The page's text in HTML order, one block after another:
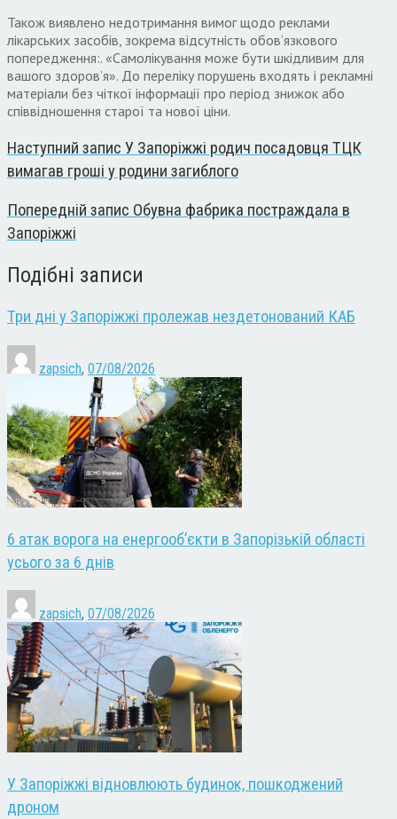
Також виявлено недотримання вимог щодо реклами
лікарських засобів, зокрема відсутність обов’язкового
попередження:. «Самолікування може бути шкідливим для
вашого здоров’я». До переліку порушень входять і рекламні
матеріали без чіткої інформації про період знижок або
співвідношення старої та нової ціни.
Наступний запис У Запоріжжі родич посадовця ТЦК
вимагав гроші у родини загиблого
Попередній запис Обувна фабрика постраждала в
Запоріжжі
Подібні записи
Три дні у Запоріжжі пролежав нездетонований КАБ
zapsich, 07/08/2026
6 атак ворога на енергооб’єкти в Запорізькій області
усього за 6 днів
zapsich, 07/08/2026
У Запоріжжі відновлюють будинок, пошкоджений
дроном